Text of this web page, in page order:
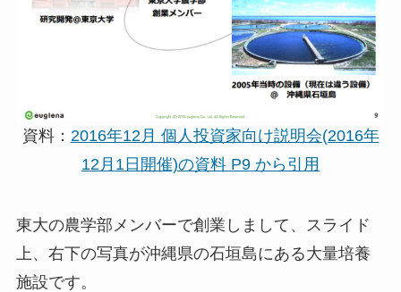
資料： 2016年12月 個人投資家向け説明会(2016年
12月1日開催)の資料 P9 から引用
東大の農学部メンバーで創業しまして、スライド
上、右下の写真が沖縄県の石垣島にある大量培養
施設です。